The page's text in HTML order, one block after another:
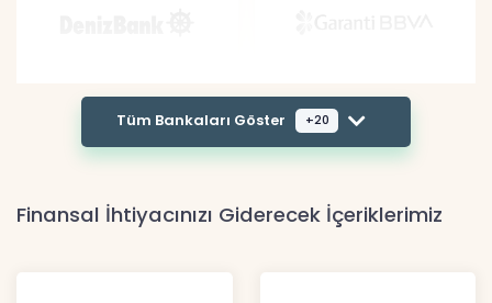
Tüm Bankaları Göster +20
Finansal İhtiyacınızı Giderecek İçeriklerimiz